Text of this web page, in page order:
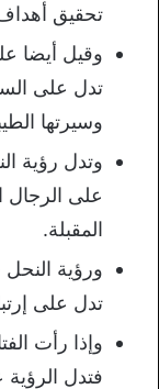
تحقيق
وقيل أيضا
تدل على
وسيرتها
وتدل رؤية
على الرجال
المقبلة.
ورؤية النحل
تدل على
وإذا رأت
فتدل